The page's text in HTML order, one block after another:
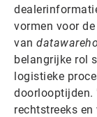
vormen voor
van
belangrijke rol
logistieke
doorlooptijden.
rechtstreeks